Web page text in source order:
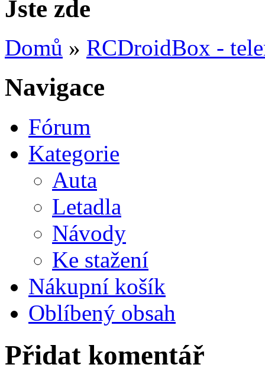
Jste zde
Domů » RCDroidBox -
Navigace
Fórum
Kategorie
Auta
Letadla
Návody
Ke stažení
Nákupní košík
Oblíbený obsah
Přidat komentář